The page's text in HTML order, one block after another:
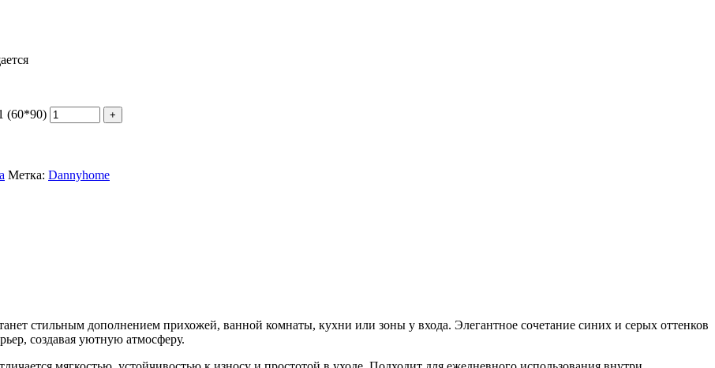
(60*90)
Метка: Dannyhome
стильным дополнением прихожей, ванной комнаты, кухни или зоны у входа. Элегантное сочетание синих и серых оттенков
создавая уютную атмосферу.